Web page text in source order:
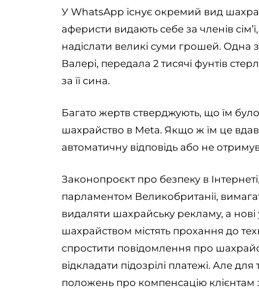
У WhatsApp існує окремий вид
аферисти видають себе за членів
надіслати великі суми грошей. Одна
Валері, передала 2 тисячі фунтів
за її сина.
Багато жертв стверджують, що їм
шахрайство в Meta. Якщо ж їм це
автоматичну відповідь або не
Законопроєкт про безпеку в
парламентом Великобританії,
видаляти шахрайську рекламу, а нові
шахрайством містять прохання до
спростити повідомлення про
відкладати підозрілі платежі. Але
положень про компенсацію клієнтам